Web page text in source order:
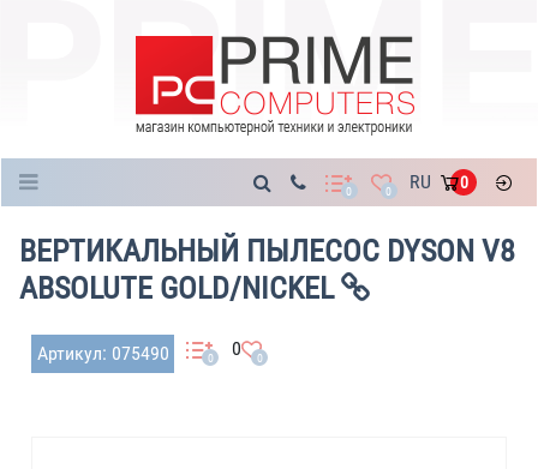
0 0 RU 0
ВЕРТИКАЛЬНЫЙ ПЫЛЕСОС DYSON V8
ABSOLUTE GOLD/NICKEL
Артикул: 075490 0 0 0